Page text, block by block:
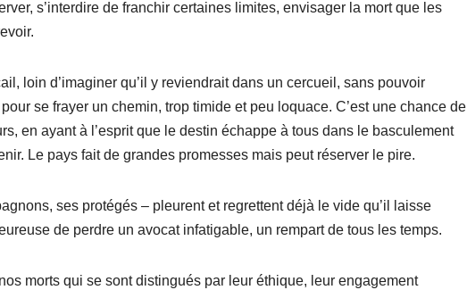
s’interdire de franchir certaines limites, envisager la mort que les
loin d’imaginer qu’il y reviendrait dans un cercueil, sans pouvoir
se frayer un chemin, trop timide et peu loquace. C’est une chance de
en ayant à l’esprit que le destin échappe à tous dans le basculement
Le pays fait de grandes promesses mais peut réserver le pire.
ses protégés – pleurent et regrettent déjà le vide qu’il laisse
de perdre un avocat infatigable, un rempart de tous les temps.
morts qui se sont distingués par leur éthique, leur engagement